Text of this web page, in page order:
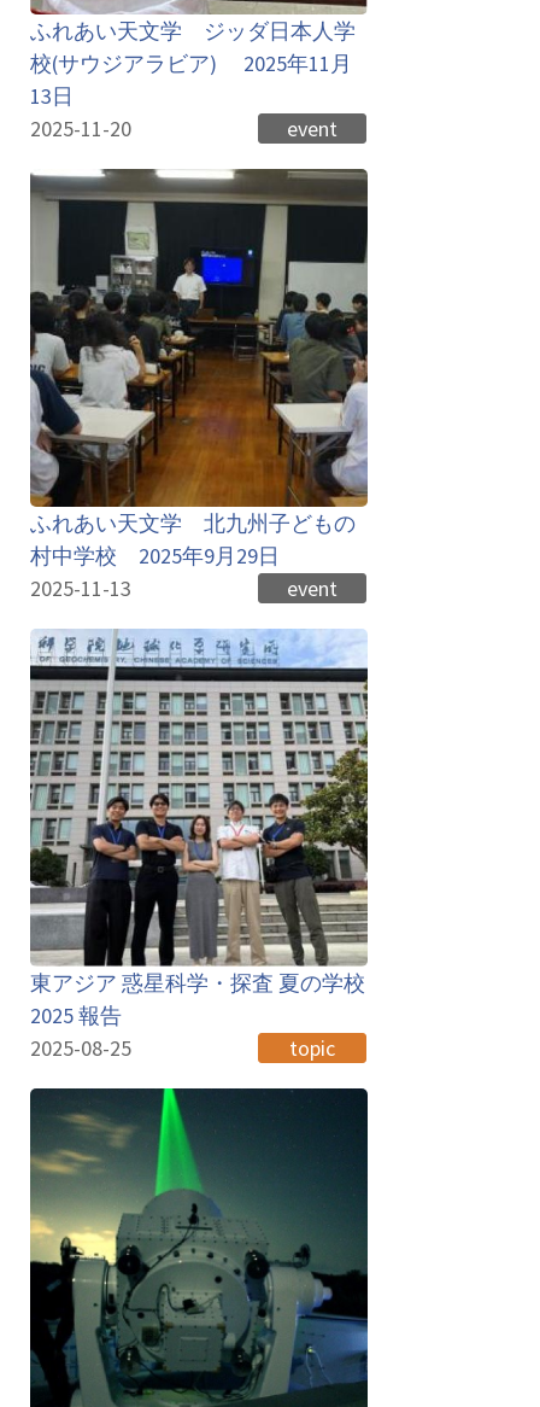
ふれあい天文学 ジッダ日本人学
校(サウジアラビア) 2025年11月
13日
2025-11-20
event
ふれあい天文学 北九州子どもの
村中学校 2025年9月29日
2025-11-13
event
東アジア 惑星科学・探査 夏の学校
2025 報告
2025-08-25
topic